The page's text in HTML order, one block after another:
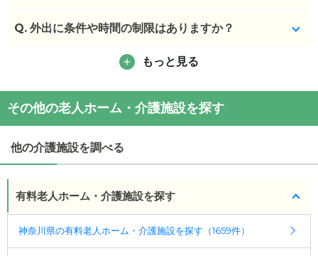
ご相談ください。
(回答者: 施設担当者,回答日: 2024/03/08)
Q. 外出に条件や時間の制限はありますか？
ご家族同伴のもとであれば、制限は特にございませ
(回答者: 施設担当者,回答日: 2024/02/08)
もっと見る
その他の老人ホーム・介護施設を探す
他の介護施設を調べる
有料老人ホーム・介護施設を探す
神奈川県の有料老人ホーム・介護施設を探す（1659件）